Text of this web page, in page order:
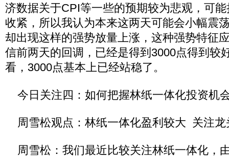
济数据关于CPI等一些的预期较为悲观，可
收紧，所以我认为本来这两天可能会小幅震
却出现这样的强势放量上涨，这种强势特征
信前两天的回调，已经是得到3000点得到较
看，3000点基本上已经站稳了。
今日关注四：如何把握林纸一体化投资机
周雪松观点：林纸一体化盈利较大 关注龙
周雪松：我们最近比较关注林纸一体化，